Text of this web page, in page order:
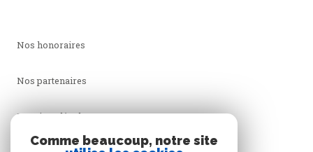
Nos honoraires
Nos partenaires
Mentions légales
Comme beaucoup, notre site